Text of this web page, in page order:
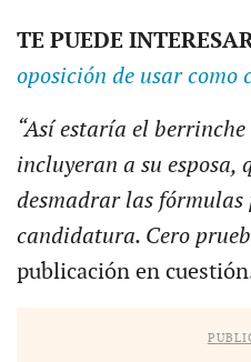
TE PUEDE
oposición de usar como
“Así estaría el
incluyeran a su esposa,
desmadrar las
candidatura. Cero
publicación en